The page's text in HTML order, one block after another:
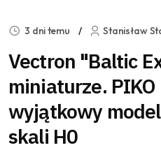
3 dni temu Stanisław
Vectron "Baltic
miniaturze.
wyjątkowy
skali H0